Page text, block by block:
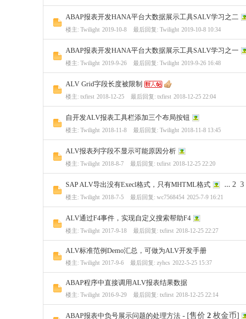
ABAP报表开发HANA平台大数据展示工具SALV学习之二
楼主: Twilight 2019-10-8 最后回复: Twilight 2019-10-8 10:34
ABAP报表开发HANA平台大数据展示工具SALV学习之一
楼主: Twilight 2019-9-26 最后回复: Twilight 2019-9-26 16:48
ALV Grid字段长度被限制
楼主: txfirst 2018-12-25 最后回复: txfirst 2018-12-25 22:04
自开发ALV报表工具栏添加三个布局按钮
楼主: Twilight 2018-11-8 最后回复: Twilight 2018-11-8 13:45
ALV报表列字段不显示可能原因分析
楼主: Twilight 2018-8-7 最后回复: txfirst 2018-12-25 22:20
SAP ALV导出没有Execl格式，只有MHTML格式 ... 2 3
楼主: Twilight 2018-7-5 最后回复: wc7568454 2025-7-9 16:21
ALV通过F4事件，实现自定义搜索帮助F4
楼主: Twilight 2017-9-18 最后回复: txfirst 2018-12-25 22:27
ALV标准范例Demo汇总，可做为ALV开发手册
楼主: Twilight 2017-9-6 最后回复: zyhcs 2022-5-25 15:37
ABAP程序中直接调用ALV报表结果数据
楼主: Twilight 2016-9-29 最后回复: txfirst 2018-12-25 22:14
ABAP报表中负号展示问题的处理方法 - [售价 2 枚金币]